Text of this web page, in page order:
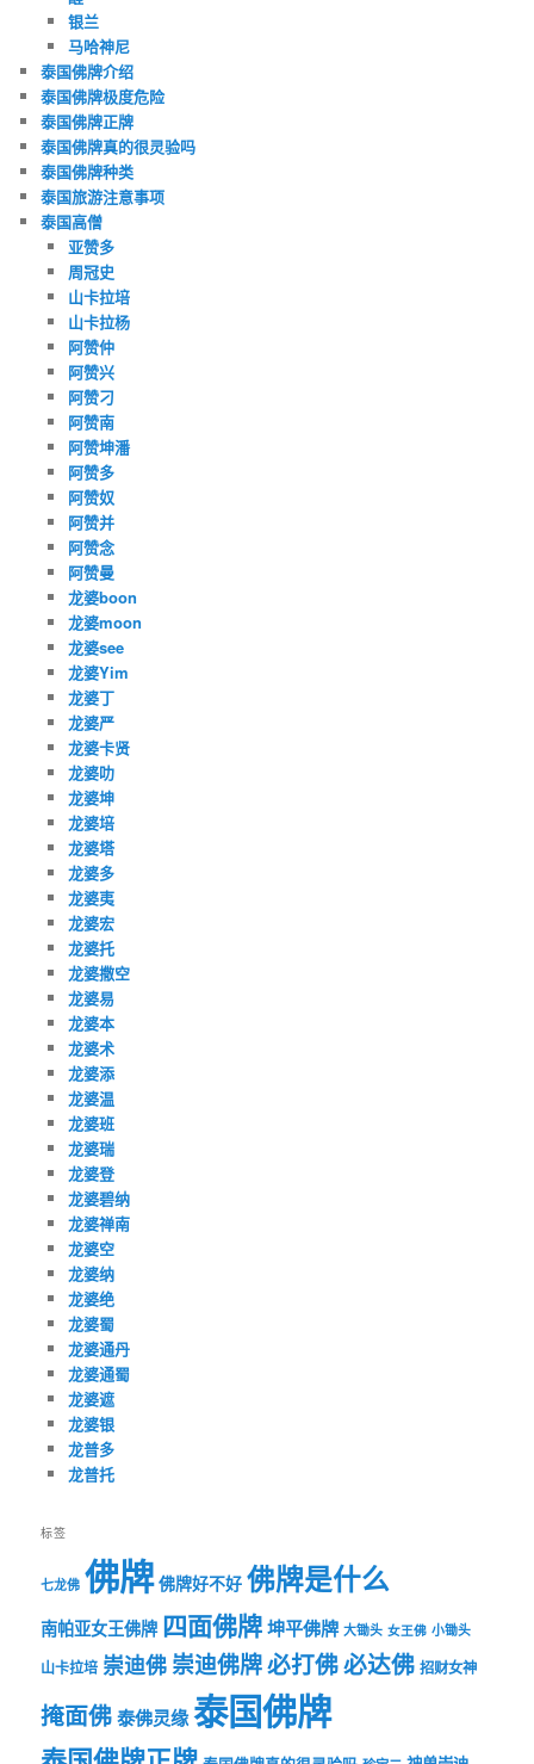
银兰
马哈神尼
泰国佛牌介绍
泰国佛牌极度危险
泰国佛牌正牌
泰国佛牌真的很灵验吗
泰国佛牌种类
泰国旅游注意事项
泰国高僧
亚赞多
周冠史
山卡拉培
山卡拉杨
阿赞仲
阿赞兴
阿赞刁
阿赞南
阿赞坤潘
阿赞多
阿赞奴
阿赞并
阿赞念
阿赞曼
龙婆boon
龙婆moon
龙婆see
龙婆Yim
龙婆丁
龙婆严
龙婆卡贤
龙婆叻
龙婆坤
龙婆培
龙婆塔
龙婆多
龙婆夷
龙婆宏
龙婆托
龙婆撒空
龙婆易
龙婆本
龙婆术
龙婆添
龙婆温
龙婆班
龙婆瑞
龙婆登
龙婆碧纳
龙婆禅南
龙婆空
龙婆纳
龙婆绝
龙婆蜀
龙婆通丹
龙婆通蜀
龙婆遮
龙婆银
龙普多
龙普托
标签
七龙佛 佛牌 佛牌好不好 佛牌是什么
南帕亚女王佛牌 四面佛牌坤平佛牌 大锄头 女王佛 小锄头
山卡拉培 崇迪佛崇迪佛牌必打佛必达佛 招财女神
掩面佛泰佛灵缘泰国佛牌